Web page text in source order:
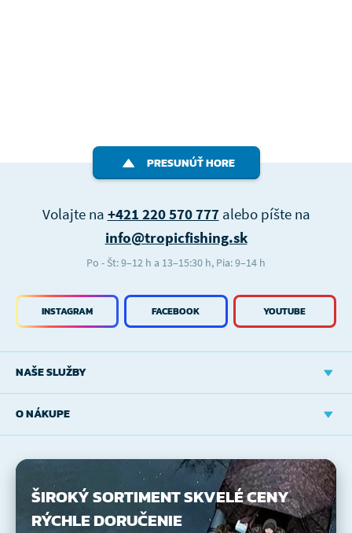
PRESUNÚŤ HORE
NAŠE SLUŽBY
O NÁKUPE
INSTAGRAM FACEBOOK YOUTUBE
Volajte na +421 220 570 777alebo píšte na
info@tropicfishing.sk
Po - Št: 9–12 h a 13–15:30 h, Pia: 9–14 h
ŠIROKÝ SORTIMENTSKVELÉ CENY
RÝCHLE DORUČENIE